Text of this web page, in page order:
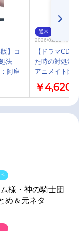
】コ
法
阿座
通常
2026/02/25 発売
【ドラマCD
た時の対処法
アニメイト限
￥4,620
様・神の騎士団
め＆元ネタ
ベ